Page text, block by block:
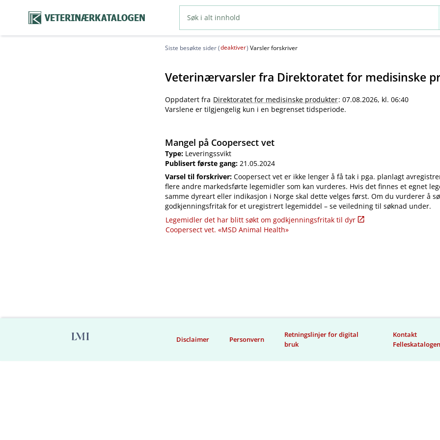
VETERINÆRKATALOGEN
Siste besøkte sider (deaktiver) Varsler forskriver
Veterinærvarsler fra Direktoratet for medisinske
Oppdatert fra Direktoratet for medisinske produkter: 07.08.2026, kl. 06:40
Varslene er tilgjengelig kun i en begrenset tidsperiode.
Mangel på Coopersect vet
Type: Leveringssvikt
Publisert første gang:21.05.2024
Varsel til forskriver:Coopersect vet er ikke lenger å få tak i pga. planlagt
flere andre markedsførte legemidler som kan vurderes. Hvis det finnes et egnet
samme dyreart eller indikasjon i Norge skal dette velges først. Om du vurderer å
godkjenningsfritak for et uregistrert legemiddel – se veiledning til søknad under.
Legemidler det har blitt søkt om godkjenningsfritak til dyr
Coopersect vet. «MSD Animal Health»
Disclaimer Personvern
Retningslinjer for digital
bruk
Kontakt
Felleskatalogen